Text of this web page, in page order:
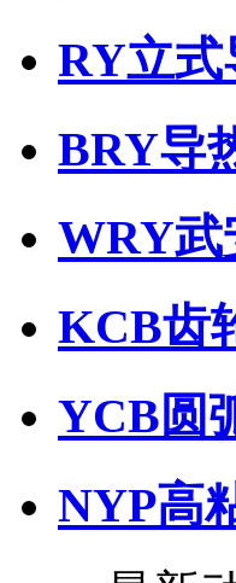
RY立式
BRY导
WRY武
KCB齿
YCB圆
NYP高